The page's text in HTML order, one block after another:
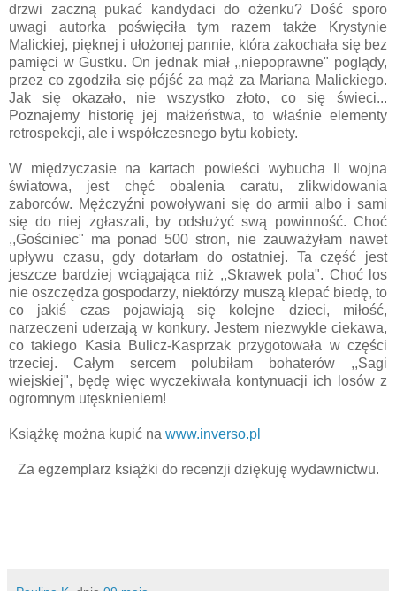
drzwi zaczną pukać kandydaci do ożenku? Dość sporo
uwagi autorka poświęciła tym razem także Krystynie
Malickiej, pięknej i ułożonej pannie, która zakochała się bez
pamięci w Gustku. On jednak miał ,,niepoprawne" poglądy,
przez co zgodziła się pójść za mąż za Mariana Malickiego.
Jak się okazało, nie wszystko złoto, co się świeci...
Poznajemy historię jej małżeństwa, to właśnie elementy
retrospekcji, ale i współczesnego bytu kobiety.
W międzyczasie na kartach powieści wybucha II wojna
światowa, jest chęć obalenia caratu, zlikwidowania
zaborców. Mężczyźni powoływani się do armii albo i sami
się do niej zgłaszali, by odsłużyć swą powinność. Choć
,,Gościniec" ma ponad 500 stron, nie zauważyłam nawet
upływu czasu, gdy dotarłam do ostatniej. Ta część jest
jeszcze bardziej wciągająca niż ,,Skrawek pola". Choć los
nie oszczędza gospodarzy, niektórzy muszą klepać biedę, to
co jakiś czas pojawiają się kolejne dzieci, miłość,
narzeczeni uderzają w konkury. Jestem niezwykle ciekawa,
co takiego Kasia Bulicz-Kasprzak przygotowała w części
trzeciej. Całym sercem polubiłam bohaterów ,,Sagi
wiejskiej", będę więc wyczekiwała kontynuacji ich losów z
ogromnym utęsknieniem!
Książkę można kupić na www.inverso.pl
Za egzemplarz książki do recenzji dziękuję wydawnictwu.